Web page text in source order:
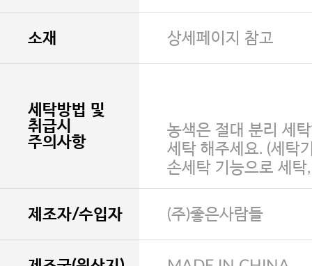
소재 상세페이지 참고
세탁방법 및
취급시
주의사항
농색은 절대 분리 세
세탁 해주세요. (세탁
손세탁 기능으로 세탁
제조자/수입자 (주)좋은사람들